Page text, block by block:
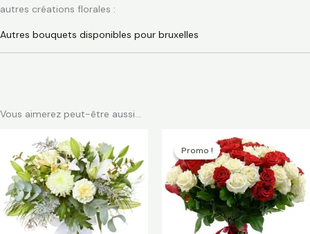
autres créations florales :
Autres bouquets disponibles pour bruxelles
Vous aimerez peut-être aussi…
de
prix :
€ 45,00
à
€ 75,00
Promo !
Promo !
prix
initial
était :
€ 150,00.
prix
actuel
est :
€ 135,00.